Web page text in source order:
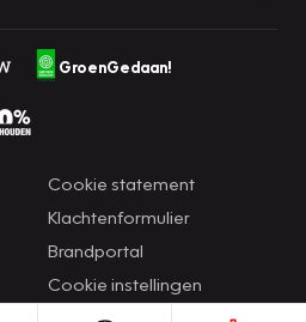
GroenGedaan!
Cookie statement
Klachtenformulier
Brandportal
Cookie instellingen